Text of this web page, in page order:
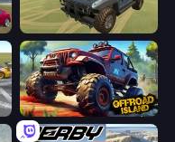
4x4 Offroader
Offroad Island